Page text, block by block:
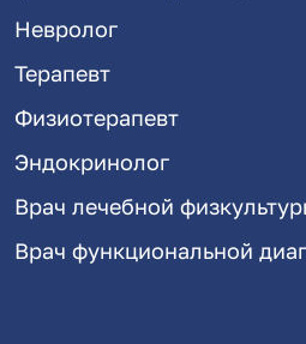
Невролог
Терапевт
Физиотерапевт
Эндокринолог
Врач лечебной
Врач функциональной